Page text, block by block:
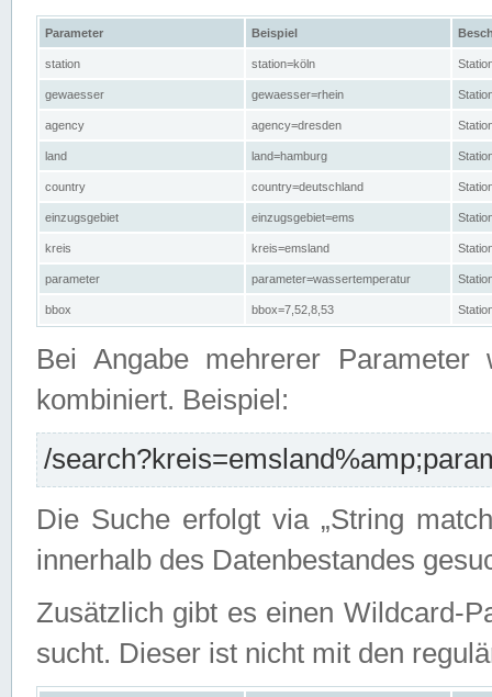
Parameter Beispiel
station station=köln
gewaesser gewaesser=rhein
agency agency=dresden
land land=hamburg
country country=deutschland
einzugsgebiet einzugsgebiet=ems
kreis kreis=emsland
parameter parameter=wassertemperatur
bbox bbox=7,52,8,53
Bei Angabe mehrerer Parameter
kombiniert. Beispiel:
/
Die Suche erfolgt via „String
innerhalb des Datenbestandes
Zusätzlich gibt es einen Wildcard-
sucht. Dieser ist nicht mit den